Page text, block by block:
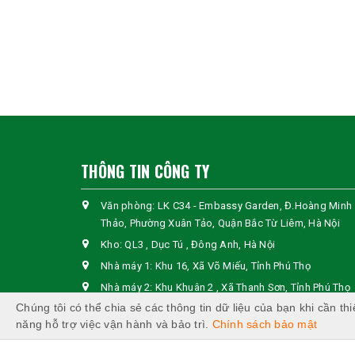
THÔNG TIN CÔNG TY
Văn phòng: LK C34 - Embassy Garden, Đ.Hoàng Minh
Thảo, Phường Xuân Tảo, Quận Bắc Từ Liêm, Hà Nội
Kho: QL3 , Dục Tú , Đông Anh, Hà Nội
Nhà máy 1: Khu 16, Xã Võ Miếu, Tỉnh Phú Thọ
Nhà máy 2: Khu Khuân 2 , Xã Thanh Sơn, Tỉnh Phú Thọ
Hotline:+84 326 942 288
Email:info@ttplywood.com
Chúng tôi có thể chia sẻ các thông tin dữ liệu của bạn khi cần
năng hỗ trợ việc vận hành và bảo trì. Chính sách bảo mật